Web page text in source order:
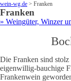
wein-wg.de > Franken
Franken
» Weingüter, Winzer
Die Franken sind
eigenwillig-bauchige
Frankenwein